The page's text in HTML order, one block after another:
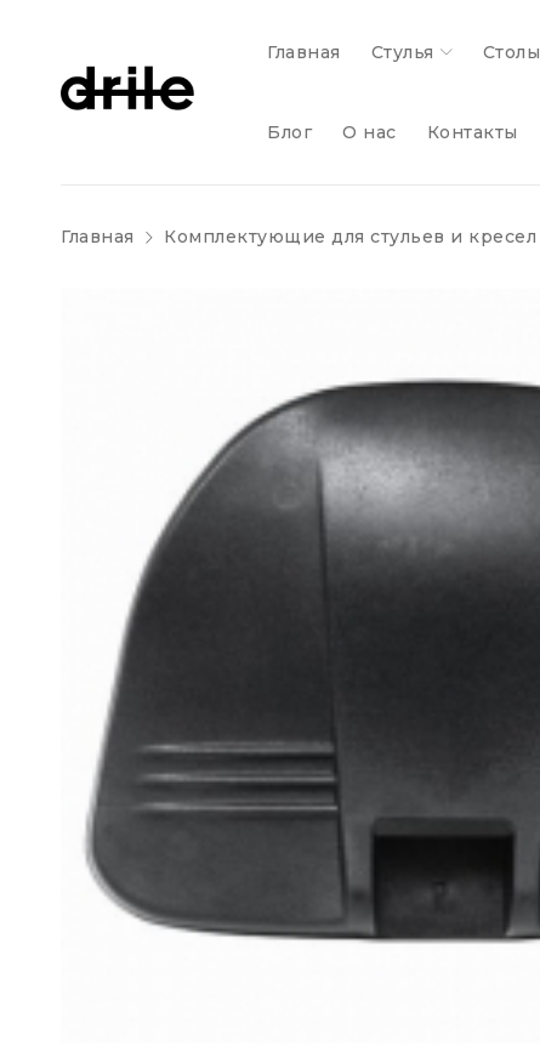
Главная Стулья Столы
Блог О нас Контакты
Главная Комплектующие для стульев и кресел